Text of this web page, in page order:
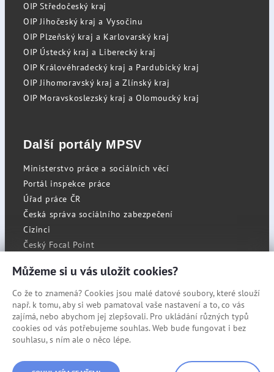
OIP Středočeský kraj
OIP Jihočeský kraj a Vysočinu
OIP Plzeňský kraj a Karlovarský kraj
OIP Ústecký kraj a Liberecký kraj
OIP Královéhradecký kraj a Pardubický kraj
OIP Jihomoravský kraj a Zlínský kraj
OIP Moravskoslezský kraj a Olomoucký kraj
Další portály MPSV
Ministerstvo práce a sociálních věcí
Portál inspekce práce
Úřad práce ČR
Česká správa sociálního zabezpečení
Cizinci
Český Focal Point
RSS
Cookies
Prohlášení o přístupnosti
Mapa stránek
Můžeme si u vás uložit cookies?
Co že to znamená? Cookies jsou malé datové soubory, které slouží
např. k tomu, aby si web pamatoval vaše nastavení a to, co vás
zajímá, nebo abychom jej zlepšovali. Pro ukládání různých typů
cookies od vás potřebujeme souhlas. Web bude fungovat i bez
souhlasu, s ním ale o něco lépe.